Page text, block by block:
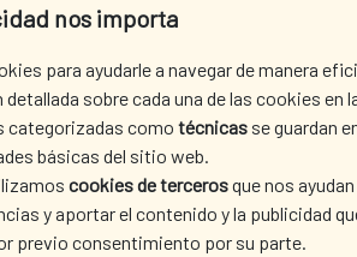
nos importa
para ayudarle a navegar de manera
sobre cada una de las cookies en
categorizadas como técnicas se guardan
básicas del sitio web.
cookies de tercerosque nos
y aportar el contenido y la publicidad
previo consentimiento por su parte.
20 30 54​​​​​​​